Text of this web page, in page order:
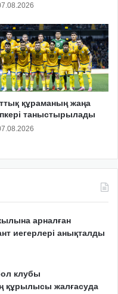
құраманың жаңа
таныстырылады
арналған
иегерлері анықталды
клубы
құрылысы жалғасуда